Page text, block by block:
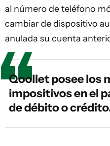
al número de teléfono
cambiar de dispositivo
anulada su cuenta
Qoollet posee los
impositivos en el
de débito o